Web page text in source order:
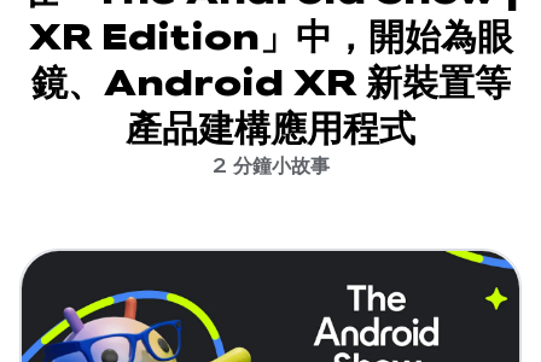
XR Edition」中，開始為眼
鏡、Android XR 新裝置等
產品建構應用程式
2 分鐘小故事